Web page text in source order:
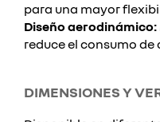
para una mayor
Diseño aerodinámico:
reduce el consumo de
DIMENSIONES Y